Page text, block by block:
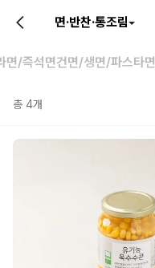
면·반찬·통조림
면/즉석면건면/생면/파스타면
총 4개